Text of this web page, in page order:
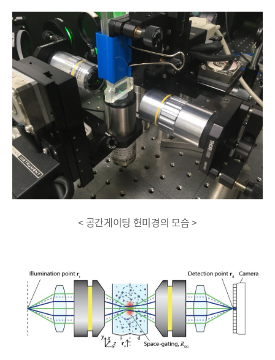
< 공간게이팅 현미경의 모습 >